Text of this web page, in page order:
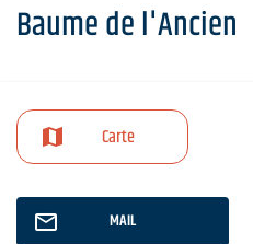
Baume de l'Ancien
Carte
MAIL